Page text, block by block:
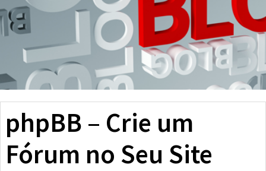
phpBB – Crie um
Fórum no Seu Site